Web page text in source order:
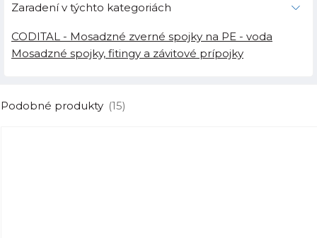
Zaradení v týchto kategoriách
CODITAL - Mosadzné zverné spojky na PE - voda
Mosadzné spojky, fitingy a závitové prípojky
Podobné produkty (15)